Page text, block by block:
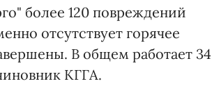
более 120 повреждений
отсутствует горячее
В общем работает 34
КГГА.